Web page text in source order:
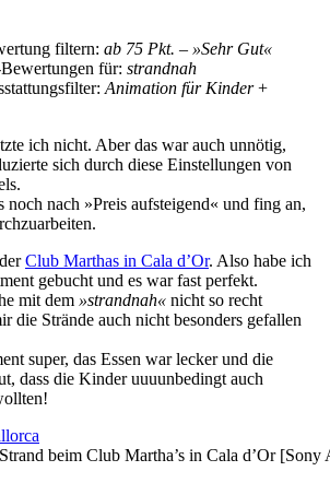
filtern: ab 75 Pkt. – »Sehr Gut«
für: strandnah
Animation für Kinder+
ich nicht. Aber das war auch unnötig,
sich durch diese Einstellungen von
noch nach »Preis aufsteigend« und fing an,
Club Marthas in Cala d’Or. Also habe ich
gebucht und es war fast perfekt.
mit dem »strandnah« nicht so recht
die Strände auch nicht besonders gefallen
super, das Essen war lecker und die
dass die Kinder uuuunbedingt auch
beim Club Martha’s in Cala d’Or